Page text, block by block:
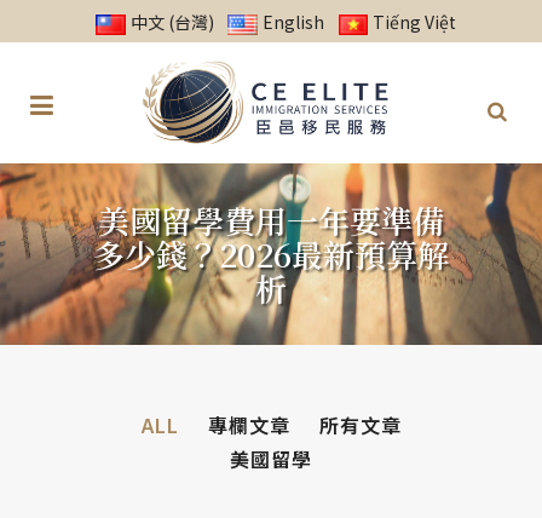
中文 (台灣) English Tiếng Việt
美國留學費用一年要準備
多少錢？2026最新預算解
析
ALL 專欄文章
所有文章
美國留學